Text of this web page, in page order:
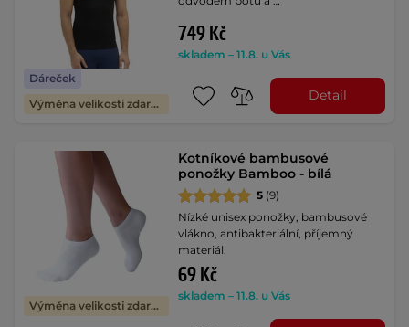
Dáreček
Výměna velikosti zdarma
749 Kč
skladem – 11.8. u Vás
Detail
Výměna velikosti zdarma
Kotníkové bambusové
ponožky Bamboo - bílá
5 (9)
Nízké unisex ponožky, bambusové
vlákno, antibakteriální, příjemný
materiál.
69 Kč
skladem – 11.8. u Vás